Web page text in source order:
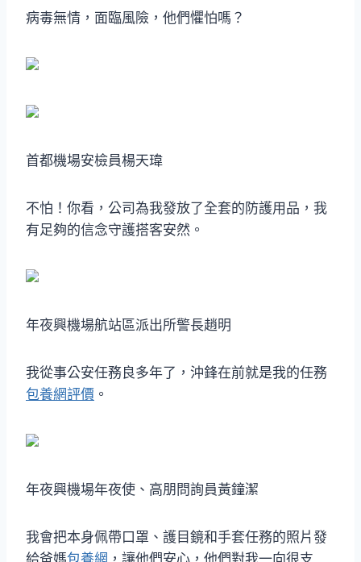
病毒無情，面臨風險，他們懼怕嗎？
首都機場安檢員楊天瑋
不怕！你看，公司為我發放了全套的防護用品，我
有足夠的信念守護搭客安然。
年夜興機場航站區派出所警長趙明
我從事公安任務良多年了，沖鋒在前就是我的任務
包養網評價 。
年夜興機場年夜使、高朋問詢員黃鐘潔
我會把本身佩帶口罩、護目鏡和手套任務的照片發
給爸媽包養網 ，讓他們安心，他們對我一向很支